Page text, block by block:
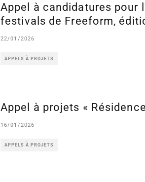
Appel à candidatures pour
festivals de Freeform,
22/01/2026
APPELS À PROJETS
Appel à projets «
16/01/2026
APPELS À PROJETS